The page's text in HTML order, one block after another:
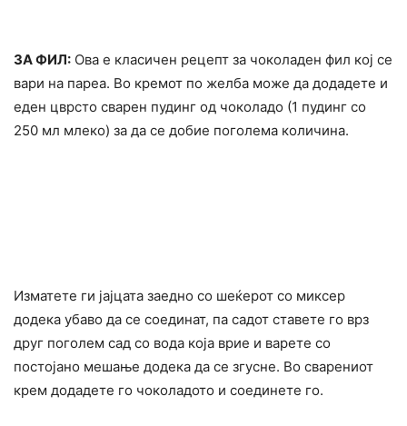
ЗА ФИЛ: Ова е класичен рецепт за чоколаден фил кој се
вари на пареа. Во кремот по желба може да додадете и
еден цврсто сварен пудинг од чоколадо (1 пудинг со
250 мл млеко) за да се добие поголема количина.
Изматете ги јајцата заедно со шеќерот со миксер
додека убаво да се соединат, па садот ставете го врз
друг поголем сад со вода која врие и варете со
постојано мешање додека да се згусне. Во сварениот
крем додадете го чоколадото и соединете го.